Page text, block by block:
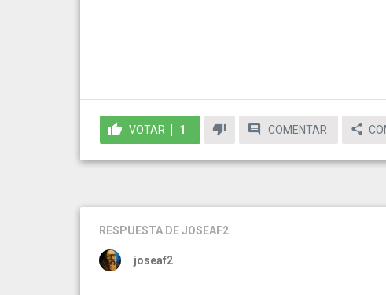
VOTAR 1 COMENTAR
RESPUESTA DE JOSEAF2
joseaf2